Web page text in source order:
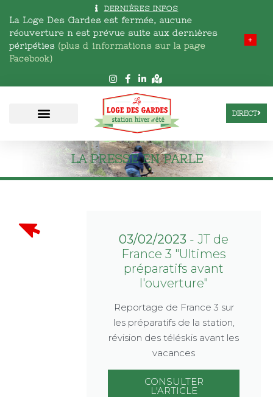
DERNIÈRES INFOS
La Loge Des Gardes est fermée, aucune
réouverture n est prévue suite aux dernières
péripéties (plus d informations sur la page
Facebook)
+
DIRECT
LA PRESSE EN PARLE
03/02/2023 - JT de
France 3 "Ultimes
préparatifs avant
l'ouverture"
Reportage de France 3 sur
les préparatifs de la station,
révision des téléskis avant les
vacances
CONSULTER
L'ARTICLE